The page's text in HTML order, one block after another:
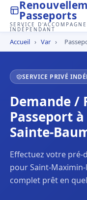
Passeports
SERVICE
INDÉPENDANT
Accueil › Var ›
SERVICE PRIVÉ
Demande /
Passeport
Sainte-
Effectuez votre
pour Saint-
complet prêt en